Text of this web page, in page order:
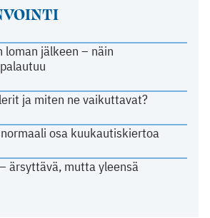
loman jälkeen – näin
ja miten ne vaikuttavat?
osa kuukautiskiertoa
ärsyttävä, mutta yleensä